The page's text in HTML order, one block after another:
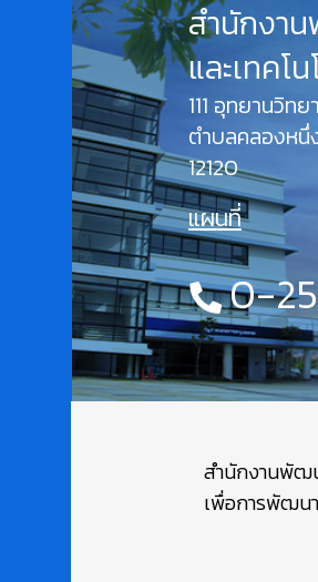
สำนักงา
และเทคโ
111 อุทยานวิท
ตำบลคลองหนึ่
12120
แผนที่
0-
สำนักงานพัฒ
เพื่อการพัฒน